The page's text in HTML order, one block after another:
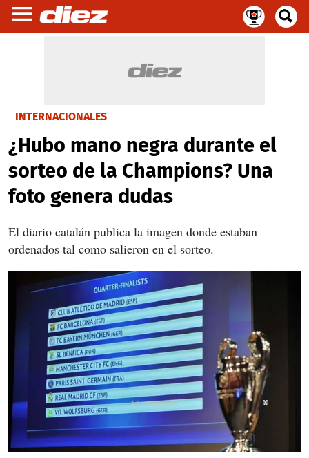
INTERNACIONALES
¿Hubo mano negra durante el
sorteo de la Champions? Una
foto genera dudas
El diario catalán publica la imagen donde estaban
ordenados tal como salieron en el sorteo.
X
X